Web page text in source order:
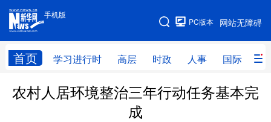
手机版
网站无障碍
PC版本
首页 学习进行时 高层 时政 人事 国际 财
手机版
网站地图
学习进行时 高层 时政 人事
农村人居环境整治三年行动任务基本完
成